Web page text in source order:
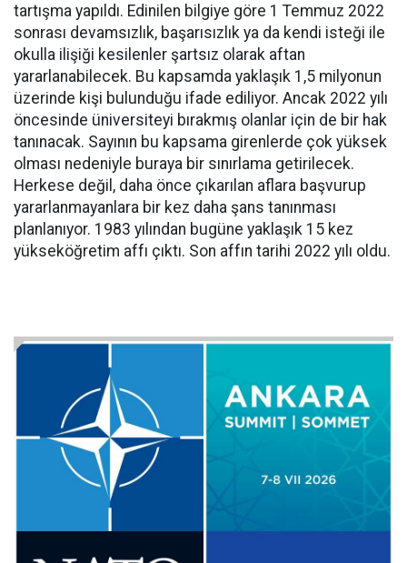
tartışma yapıldı. Edinilen bilgiye göre 1 Temmuz 2022
sonrası devamsızlık, başarısızlık ya da kendi isteği ile
okulla ilişiği kesilenler şartsız olarak aftan
yararlanabilecek. Bu kapsamda yaklaşık 1,5 milyonun
üzerinde kişi bulunduğu ifade ediliyor. Ancak 2022 yılı
öncesinde üniversiteyi bırakmış olanlar için de bir hak
tanınacak. Sayının bu kapsama girenlerde çok yüksek
olması nedeniyle buraya bir sınırlama getirilecek.
Herkese değil, daha önce çıkarılan aflara başvurup
yararlanmayanlara bir kez daha şans tanınması
planlanıyor. 1983 yılından bugüne yaklaşık 15 kez
yükseköğretim affı çıktı. Son affın tarihi 2022 yılı oldu.